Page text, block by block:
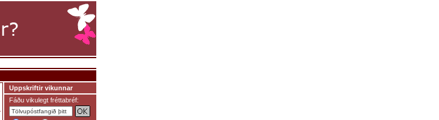
Uppskriftir vikunnar
Fáðu vikulegt fréttabréf: